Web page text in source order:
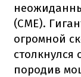
(CME).
огромной
породив